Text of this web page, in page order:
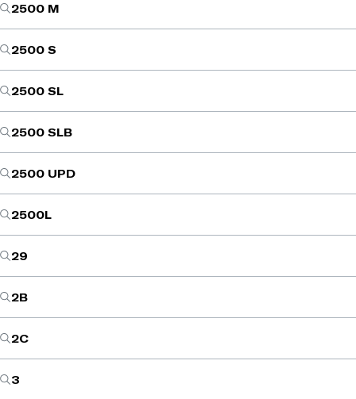
2500 M
2500 S
2500 SL
2500 SLB
2500 UPD
2500L
29
2B
2C
3